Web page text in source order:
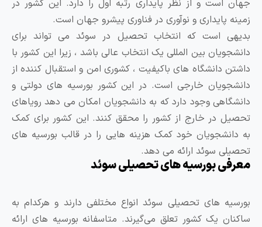
و از نظر پایداری رتبه اول را دارد. این کشور در
پایداری و نوآوری در فناوری پیشرو جهان است.
است که انتخاب تحصیل در سوئد می تواند برای
بین المللی یک انتخاب عالی باشد ، زیرا این کشور با
دانشگاه های باکیفیت ، کشوری امن و استقبال کننده از
خارجی است. در این کشور بورسیه های دولتی و
وجود دارد که به دانشجویان امکان می دهد رویاهای
در خارج از کشور را محقق کنند. این کشور برای کمک
خود کمک هزینه هایی را در قالب بورسیه های
سوئد ارائه می دهد.
بورسیه های تحصیلی سوئد
های تحصیلی سوئد انواع مختلفی دارند و هرکدام به
یک کشور تعلق می‌گیرند. متاسفانه بورسیه ‌های ارائه